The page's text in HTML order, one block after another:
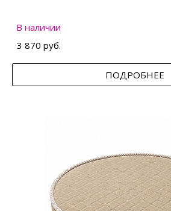
В наличии
3 870 руб.
ПОДРОБНЕЕ